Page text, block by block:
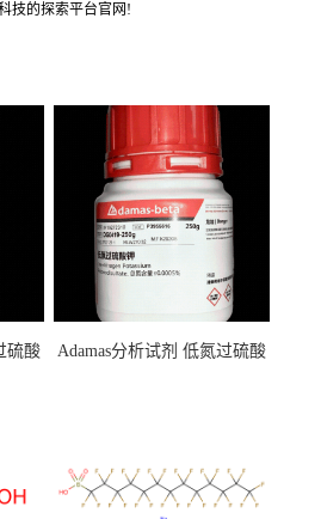
技的探索平台官网!
硫酸
Adamas分析试剂 低氮过硫酸